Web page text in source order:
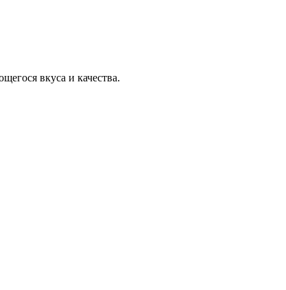
вкуса и качества.